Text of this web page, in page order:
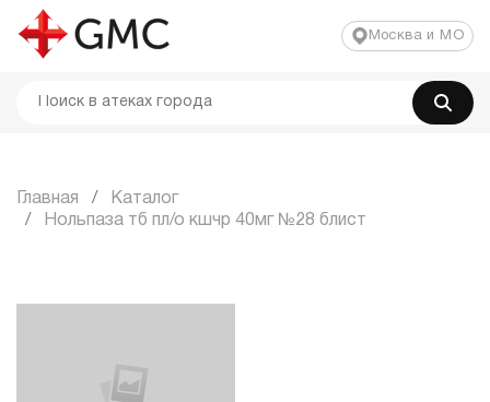
Москва и МО
Главная
Каталог
Нольпаза тб пл/о кшчр 40мг №28 блист